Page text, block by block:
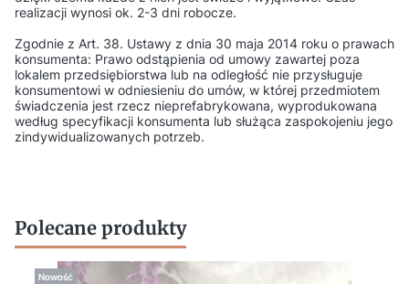
realizacji wynosi ok. 2-3 dni robocze.
Zgodnie z Art. 38. Ustawy z dnia 30 maja 2014 roku o prawach
konsumenta: Prawo odstąpienia od umowy zawartej poza
lokalem przedsiębiorstwa lub na odległość nie przysługuje
konsumentowi w odniesieniu do umów, w której przedmiotem
świadczenia jest rzecz nieprefabrykowana, wyprodukowana
według specyfikacji konsumenta lub służąca zaspokojeniu jego
zindywidualizowanych potrzeb.
Polecane produkty
Nowość